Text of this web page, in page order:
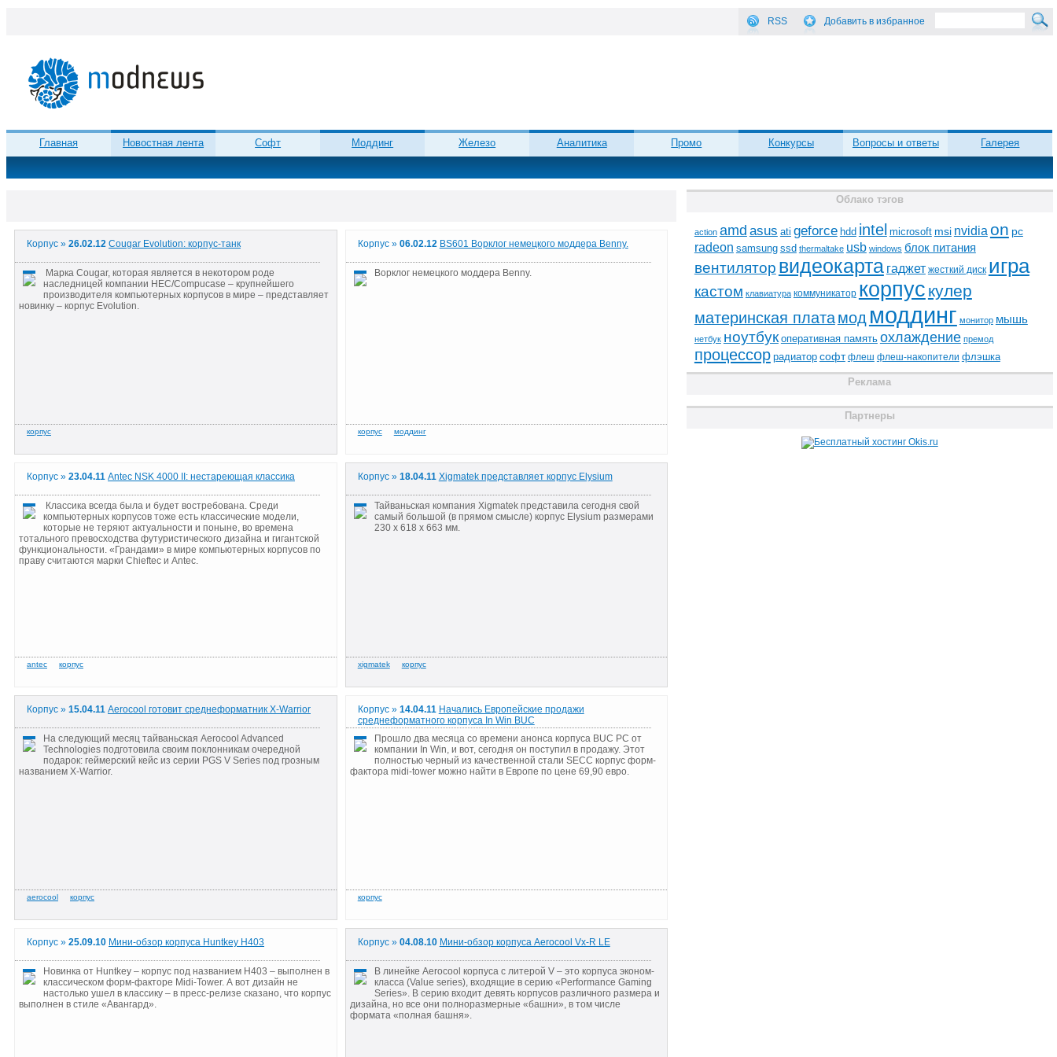
RSS Добавить в избранное
Главная Новостная лента Софт Моддинг Железо Аналитика Промо Конкурсы Вопросы и ответы Галерея
Корпус » 26.02.12 Cougar Evolution: корпус-танк
Марка Cougar, которая является в некотором роде
наследницей компании HEC/Compucase – крупнейшего
производителя компьютерных корпусов в мире – представляет
новинку – корпус Evolution.
Корпус »06.02.12 BS601 Ворклог немецкого моддера Benny.
Ворклог немецкого моддера Benny.
Корпус » 23.04.11 Antec NSK 4000 II: нестареющая классика
Классика всегда была и будет востребована. Среди
компьютерных корпусов тоже есть классические модели,
которые не теряют актуальности и поныне, во времена
тотального превосходства футуристического дизайна и гигантской
функциональности. «Грандами» в мире компьютерных корпусов по
праву считаются марки Chieftec и Antec.
Корпус »18.04.11 Xigmatek представляет корпус Elysium
Тайваньская компания Xigmatek представила сегодня свой
самый большой (в прямом смысле) корпус Elysium размерами
230 x 618 x 663 мм.
Корпус » 15.04.11 Aerocool готовит среднеформатник X-Warrior
На следующий месяц тайваньская Aerocool Advanced
Technologies подготовила своим поклонникам очередной
подарок: геймерский кейс из серии PGS V Series под грозным
названием X-Warrior.
Корпус »14.04.11 Начались Европейские продажи
среднеформатного корпуса In Win BUC
Прошло два месяца со времени анонса корпуса BUC PC от
компании In Win, и вот, сегодня он поступил в продажу. Этот
полностью черный из качественной стали SECC корпус форм-
фактора midi-tower можно найти в Европе по цене 69,90 евро.
Корпус » 25.09.10 Мини-обзор корпуса Huntkey H403
Новинка от Huntkey – корпус под названием H403 – выполнен в
классическом форм-факторе Midi-Tower. А вот дизайн не
настолько ушел в классику – в пресс-релизе сказано, что корпус
выполнен в стиле «Авангард».
Корпус »04.08.10 Мини-обзор корпуса Aerocool Vx-R LE
В линейке Aerocool корпуса с литерой V – это корпуса эконом-
класса (Value series), входящие в серию «Performance Gaming
Series». В серию входит девять корпусов различного размера и
дизайна, но все они полноразмерные «башни», в том числе
формата «полная башня».
Облако тэгов
action amd asus ati geforce hdd intel microsoft msi nvidia on pc
radeon samsung ssd thermaltake usb windows блок питания
вентилятор видеокарта гаджет жесткий диск игра
кастом клавиатура коммуникатор корпус кулер
материнская платамод моддинг монитор мышь
нетбук ноутбук оперативная память охлаждение премод
процессор радиатор софт флеш флеш-накопители флэшка
Реклама
Партнеры